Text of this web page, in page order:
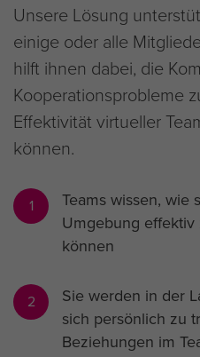
Unsere Lösung
einige oder alle
hilft ihnen dabei, die
Kooperationsprobleme
Effektivität virtueller
können.
1
Teams wissen, wie
Umgebung
können
2
Sie werden in der
sich persönlich zu
Beziehungen im